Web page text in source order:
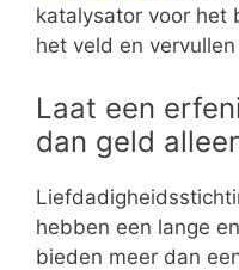
katalysator voor het
het veld en
Laat een
dan geld
hebben een lange
bieden meer dan